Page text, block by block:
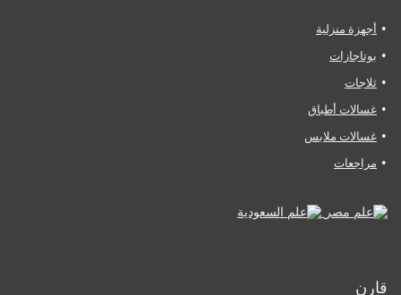
أجهزة منزلية
بوتاجازات
ثلاجات
غسالات أطباق
غسالات ملابس
مراجعات
قارن